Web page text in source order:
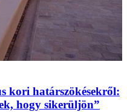
kori határszökésekről:
hogy sikerüljön”